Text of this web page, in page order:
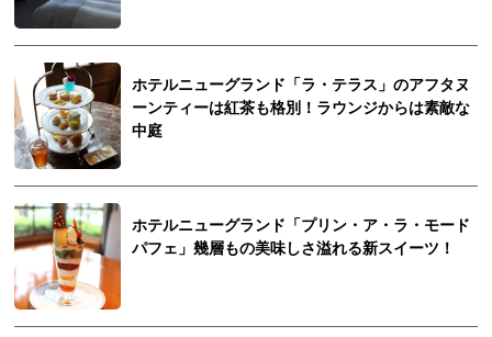
ホテルニューグランド「ラ・テラス」のアフタヌ
ーンティーは紅茶も格別！ラウンジからは素敵な
中庭
ホテルニューグランド「プリン・ア・ラ・モード
パフェ」幾層もの美味しさ溢れる新スイーツ！